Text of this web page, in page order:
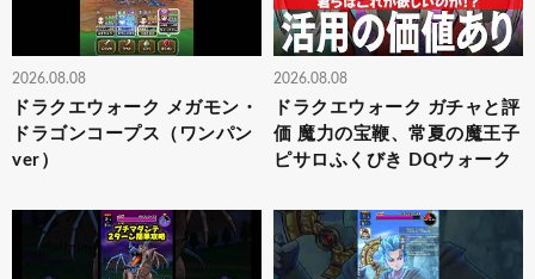
2026.08.08
ドラクエウォーク メガモン・
ドラゴンコープス（ワンパン
ver）
2026.08.08
ドラクエウォーク ガチャと評
価 魔力の宝鞭、常夏の魔王子
ピサロふくびき DQウォーク